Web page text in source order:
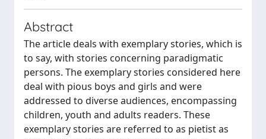
Abstract
The article deals with exemplary stories, which is
to say, with stories concerning paradigmatic
persons. The exemplary stories considered here
deal with pious boys and girls and were
addressed to diverse audiences, encompassing
children, youth and adults readers. These
exemplary stories are referred to as pietist as